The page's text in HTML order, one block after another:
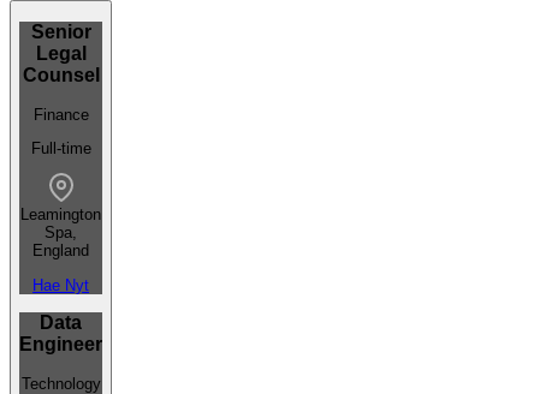
Senior
Legal
Counsel
Finance
Full-time
Leamington
Spa,
England
Hae Nyt
Data
Engineer
Technology